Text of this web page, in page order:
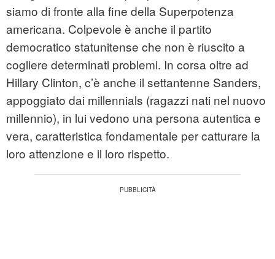
siamo di fronte alla fine della Superpotenza
americana. Colpevole è anche il partito
democratico statunitense che non è riuscito a
cogliere determinati problemi. In corsa oltre ad
Hillary Clinton, c’è anche il settantenne Sanders,
appoggiato dai millennials (ragazzi nati nel nuovo
millennio), in lui vedono una persona autentica e
vera, caratteristica fondamentale per catturare la
loro attenzione e il loro rispetto.